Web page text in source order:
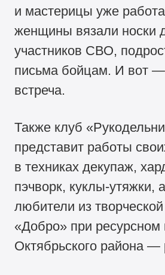
и мастерицы уже
женщины вязали носки
участников СВО,
письма бойцам. И вот
встреча.
Также клуб
представит работы
в техниках декупаж,
пэчворк, куклы-утяжки,
любители из творческой
«Добро» при ресурсном
Октябрьского района —